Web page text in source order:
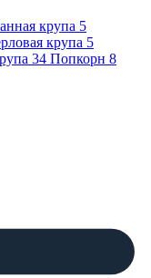
крупа 5
крупа 5
34 Попкорн 8